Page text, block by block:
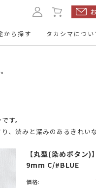
タン アクセサリ
から探す
～25mm
タカシマについ
す。
、渋みと深みのあるきれい
【丸型(染めボタン
9mm C/#BLUE
価格: